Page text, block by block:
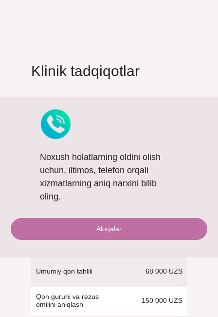
Klinik tadqiqotlar
Noxush holatlarning oldini olish
uchun, iltimos, telefon orqali
xizmatlarning aniq narxini bilib
oling.
Aloqalar
68 000 UZS
Umumiy qon tahlili
150 000 UZS
Qon guruhi va rezus
omilini aniqlash